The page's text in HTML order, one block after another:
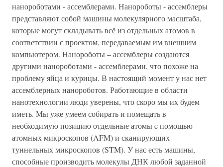
нанороботами - ассемблерами. Нанороботы - ассемблеры
представляют собой машины молекулярного масштаба,
которые могут складывать всё из отдельных атомов в
соответствии с проектом, передаваемым им внешним
компьютером. Нанороботы – ассемблеры создаются
другими нанороботами - ассемблерами, что похоже на
проблему яйца и курицы. В настоящий момент у нас нет
ассемблерных нанороботов. Работающие в области
нанотехнологии люди уверены, что скоро мы их будем
иметь. Мы уже умеем собирать и помещать в
необходимую позицию отдельные атомы c помощью
атомных микроскопов (AFM) и сканирующих
туннельных микроскопов (STM). У нас есть машины,
способные производить молекулы ДНК любой заданной